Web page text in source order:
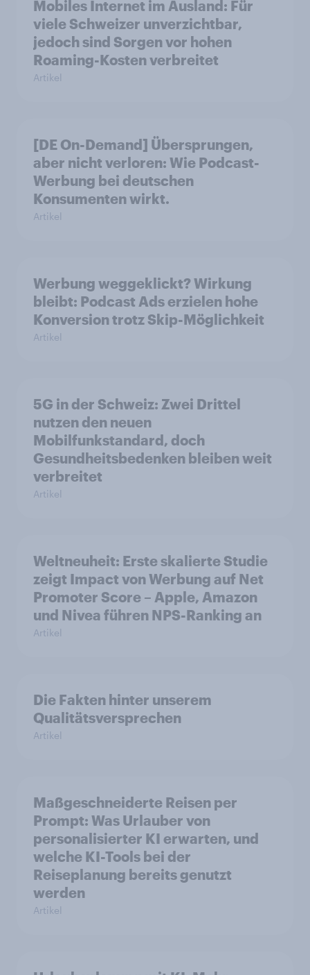
Mobiles Internet im Ausland: Für
viele Schweizer unverzichtbar,
jedoch sind Sorgen vor hohen
Roaming-Kosten verbreitet
Artikel
[DE On-Demand] Übersprungen,
aber nicht verloren: Wie Podcast-
Werbung bei deutschen
Konsumenten wirkt.
Artikel
Werbung weggeklickt? Wirkung
bleibt: Podcast Ads erzielen hohe
Konversion trotz Skip-Möglichkeit
Artikel
5G in der Schweiz: Zwei Drittel
nutzen den neuen
Mobilfunkstandard, doch
Gesundheitsbedenken bleiben weit
verbreitet
Artikel
Weltneuheit: Erste skalierte Studie
zeigt Impact von Werbung auf Net
Promoter Score – Apple, Amazon
und Nivea führen NPS-Ranking an
Artikel
Die Fakten hinter unserem
Qualitätsversprechen
Artikel
Maßgeschneiderte Reisen per
Prompt: Was Urlauber von
personalisierter KI erwarten, und
welche KI-Tools bei der
Reiseplanung bereits genutzt
werden
Artikel